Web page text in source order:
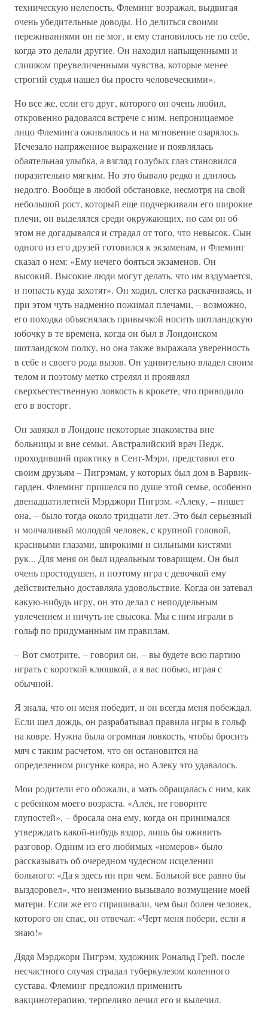
техническую нелепость, Флеминг возражал, выдвигая
очень убедительные доводы. Но делиться своими
переживаниями он не мог, и ему становилось не по себе,
когда это делали другие. Он находил напыщенными и
слишком преувеличенными чувства, которые менее
строгий судья нашел бы просто человеческими».
Но все же, если его друг, которого он очень любил,
откровенно радовался встрече с ним, непроницаемое
лицо Флеминга оживлялось и на мгновение озарялось.
Исчезало напряженное выражение и появлялась
обаятельная улыбка, а взгляд голубых глаз становился
поразительно мягким. Но это бывало редко и длилось
недолго. Вообще в любой обстановке, несмотря на свой
небольшой рост, который еще подчеркивали его широкие
плечи, он выделялся среди окружающих, но сам он об
этом не догадывался и страдал от того, что невысок. Сын
одного из его друзей готовился к экзаменам, и Флеминг
сказал о нем: «Ему нечего бояться экзаменов. Он
высокий. Высокие люди могут делать, что им вздумается,
и попасть куда захотят». Он ходил, слегка раскачиваясь, и
при этом чуть надменно пожимал плечами, – возможно,
его походка объяснялась привычкой носить шотландскую
юбочку в те времена, когда он был в Лондонском
шотландском полку, но она также выражала уверенность
в себе и своего рода вызов. Он удивительно владел своим
телом и поэтому метко стрелял и проявлял
сверхъестественную ловкость в крокете, что приводило
его в восторг.
Он завязал в Лондоне некоторые знакомства вне
больницы и вне семьи. Австралийский врач Педж,
проходивший практику в Сент-Мэри, представил его
своим друзьям – Пигрэмам, у которых был дом в Варвик-
гарден. Флеминг пришелся по душе этой семье, особенно
двенадцатилетней Мэрджори Пигрэм. «Алеку, – пишет
она, – было тогда около тридцати лет. Это был серьезный
и молчаливый молодой человек, с крупной головой,
красивыми глазами, широкими и сильными кистями
рук... Для меня он был идеальным товарищем. Он был
очень простодушен, и поэтому игра с девочкой ему
действительно доставляла удовольствие. Когда он затевал
какую-нибудь игру, он это делал с неподдельным
увлечением и ничуть не свысока. Мы с ним играли в
гольф по придуманным им правилам.
– Вот смотрите, – говорил он, – вы будете всю партию
играть с короткой клюшкой, а я вас побью, играя с
обычной.
Я знала, что он меня победит, и он всегда меня побеждал.
Если шел дождь, он разрабатывал правила игры в гольф
на ковре. Нужна была огромная ловкость, чтобы бросить
мяч с таким расчетом, что он остановится на
определенном рисунке ковра, но Алеку это удавалось.
Мои родители его обожали, а мать обращалась с ним, как
с ребенком моего возраста. «Алек, не говорите
глупостей», – бросала она ему, когда он принимался
утверждать какой-нибудь вздор, лишь бы оживить
разговор. Одним из его любимых «номеров» было
рассказывать об очередном чудесном исцелении
больного: «Да я здесь ни при чем. Больной все равно бы
выздоровел», что неизменно вызывало возмущение моей
матери. Если же его спрашивали, чем был болен человек,
которого он спас, он отвечал: «Черт меня побери, если я
знаю!»
Дядя Мэрджори Пигрэм, художник Рональд Грей, после
несчастного случая страдал туберкулезом коленного
сустава. Флеминг предложил применить
вакцинотерапию, терпеливо лечил его и вылечил.